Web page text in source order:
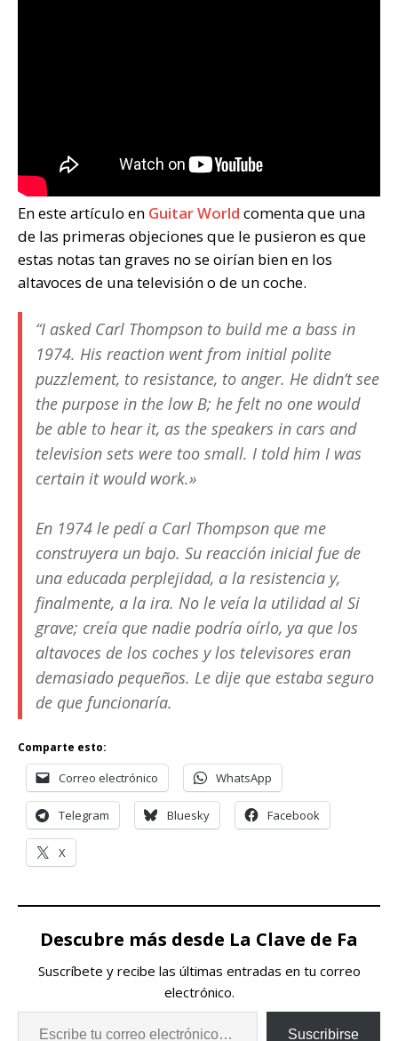
En este artículo en Guitar World comenta que una
de las primeras objeciones que le pusieron es que
estas notas tan graves no se oirían bien en los
altavoces de una televisión o de un coche.
“I asked Carl Thompson to build me a bass in
1974. His reaction went from initial polite
puzzlement, to resistance, to anger. He didn’t see
the purpose in the low B; he felt no one would
be able to hear it, as the speakers in cars and
television sets were too small. I told him I was
certain it would work.»
En 1974 le pedí a Carl Thompson que me
construyera un bajo. Su reacción inicial fue de
una educada perplejidad, a la resistencia y,
finalmente, a la ira. No le veía la utilidad al Si
grave; creía que nadie podría oírlo, ya que los
altavoces de los coches y los televisores eran
demasiado pequeños. Le dije que estaba seguro
de que funcionaría.
Comparte esto:
Correo electrónico WhatsApp
Telegram Bluesky Facebook
X
Descubre más desde La Clave de Fa
Suscríbete y recibe las últimas entradas en tu correo
electrónico.
Suscribirse